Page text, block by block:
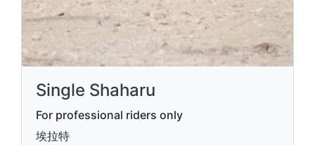
Single Shaharu
For professional riders only
埃拉特